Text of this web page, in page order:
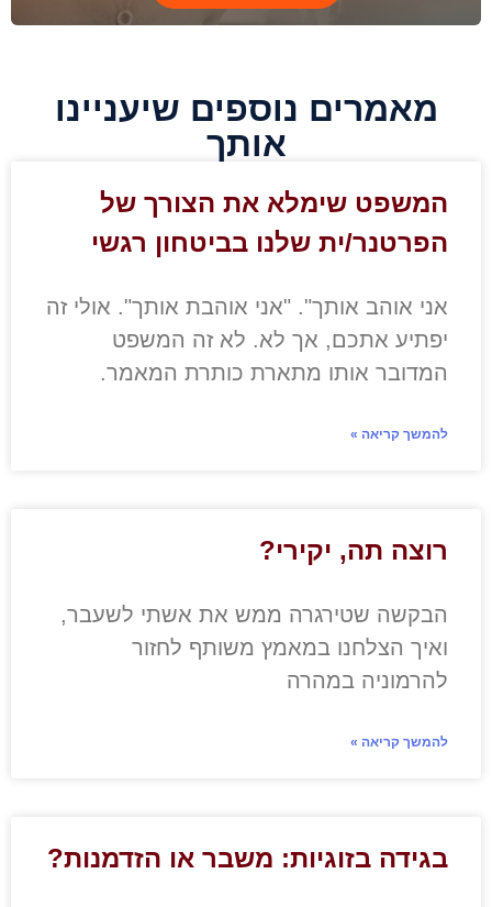
מאמרים נוספים שיעניינו
אותך
המשפט שימלא את הצורך של
הפרטנר/ית שלנו בביטחון רגשי
אני אוהב אותך". "אני אוהבת אותך". אולי זה
יפתיע אתכם, אך לא. לא זה המשפט
המדובר אותו מתארת כותרת המאמר.
להמשך קריאה »
רוצה תה, יקירי?
הבקשה שטירגרה ממש את אשתי לשעבר,
ואיך הצלחנו במאמץ משותף לחזור
להרמוניה במהרה
להמשך קריאה »
בגידה בזוגיות: משבר או הזדמנות?